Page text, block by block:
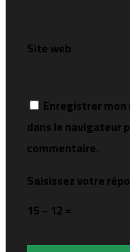
Site web
Enregistrer
dans le navigateur
commentaire.
Saisissez votre
15 − 12 =